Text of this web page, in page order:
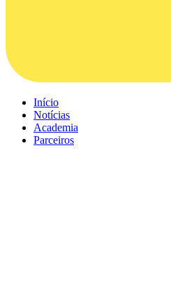
Início
Notícias
Academia
Parceiros